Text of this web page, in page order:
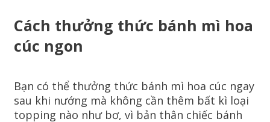
Cách thưởng thức bánh mì hoa
cúc ngon
Bạn có thể thưởng thức bánh mì hoa cúc ngay
sau khi nướng mà không cần thêm bất kì loại
topping nào như bơ, vì bản thân chiếc bánh